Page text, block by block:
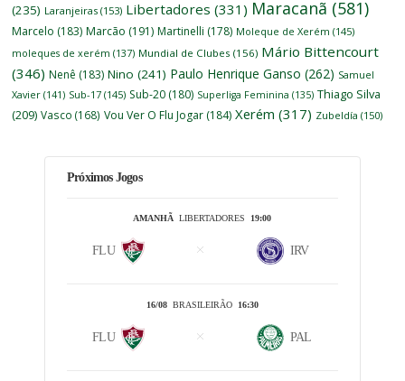
(235) Laranjeiras (153) Libertadores (331) Maracanã (581)
Marcelo (183) Marcão (191) Martinelli (178) Moleque de Xerém (145)
moleques de xerém (137) Mundial de Clubes (156) Mário Bittencourt
(346) Nenê (183) Nino (241) Paulo Henrique Ganso (262) Samuel
Xavier (141) Sub-17 (145) Sub-20 (180) Superliga Feminina (135) Thiago Silva
(209) Vasco (168) Vou Ver O Flu Jogar (184) Xerém (317) Zubeldía (150)
Próximos Jogos
AMANHÃ LIBERTADORES 19:00
FLU IRV
16/08BRASILEIRÃO 16:30
FLU PAL